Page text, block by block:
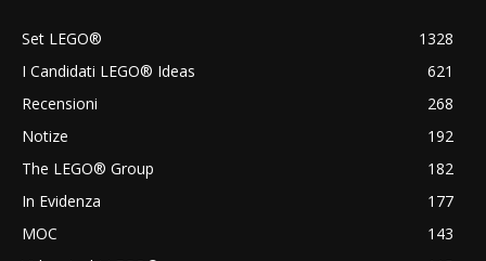
Set LEGO®
1328
I Candidati LEGO® Ideas
621
Recensioni
268
Notize
192
The LEGO® Group
182
In Evidenza
177
MOC
143